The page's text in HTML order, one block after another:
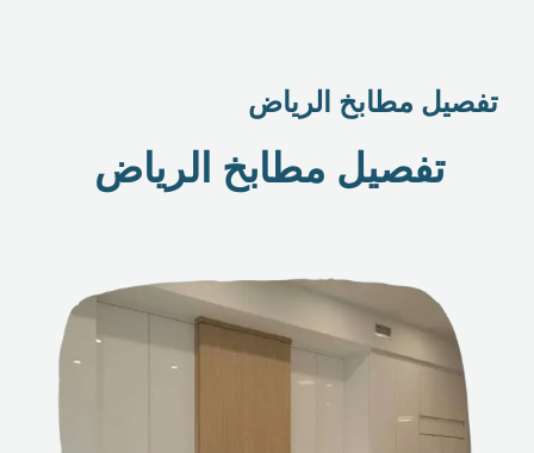
تفصيل مطابخ الرياض
تفصيل مطابخ الرياض